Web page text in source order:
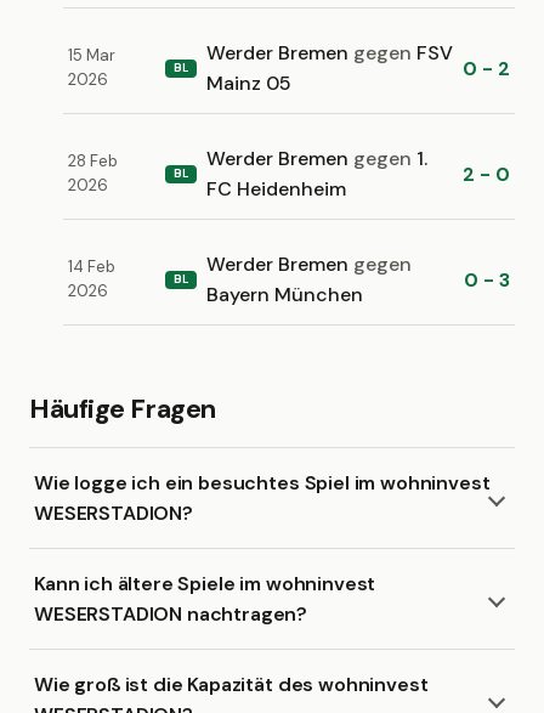
15 Mar
2026
BL
Werder Bremen gegen FSV
Mainz 05
0 - 2
28 Feb
2026
BL
Werder Bremen gegen 1.
FC Heidenheim
2 - 0
14 Feb
2026
BL
Werder Bremen gegen
Bayern München
0 - 3
Häufige Fragen
Wie logge ich ein besuchtes Spiel im wohninvest
WESERSTADION?
Kann ich ältere Spiele im wohninvest
WESERSTADION nachtragen?
Wie groß ist die Kapazität des wohninvest